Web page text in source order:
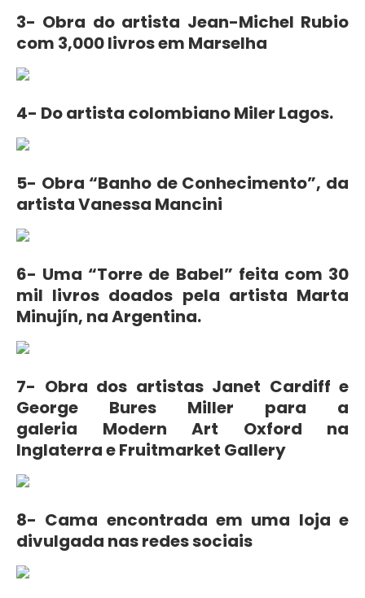
3- Obra do artista Jean-Michel Rubio
com 3,000 livros em Marselha
4- Do artista colombiano Miler Lagos.
5- Obra “Banho de Conhecimento”, da
artista Vanessa Mancini
6- Uma “Torre de Babel” feita com 30
mil livros doados pela artista Marta
Minujín, na Argentina.
7- Obra dos artistas Janet Cardiff e
George Bures Miller para a
galeria Modern Art Oxford na
Inglaterra e Fruitmarket Gallery
8- Cama encontrada em uma loja e
divulgada nas redes sociais